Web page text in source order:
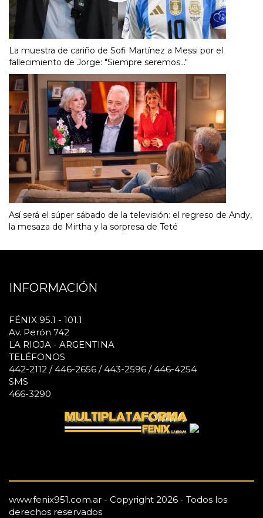
La muestra de cariño de Sofi Martínez a Messi por el
fallecimiento de Jorge: "Siempre seremos..."
Así será el súper sábado de la televisión: el regreso de Andy,
la mesaza de Mirtha y la sorpresa de Teté
INFORMACIÓN
FÉNIX 95.1 - 101.1
Av. Perón 742
LA RIOJA - ARGENTINA
TELÉFONOS
442-2112 / 446-2656 / 443-2596 / 446-4254
SMS
466-3290
www.fenix951.com.ar - Copyright 2026 - Todos los
derechos reservados